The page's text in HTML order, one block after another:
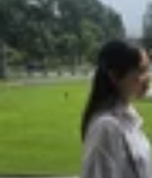
So sánh iPhone 16
Máy tiêu chuẩn
Hồng Huệ
Ngày đăng:09/07/2026
09/07/2026
Theo dõi XTMobile trên